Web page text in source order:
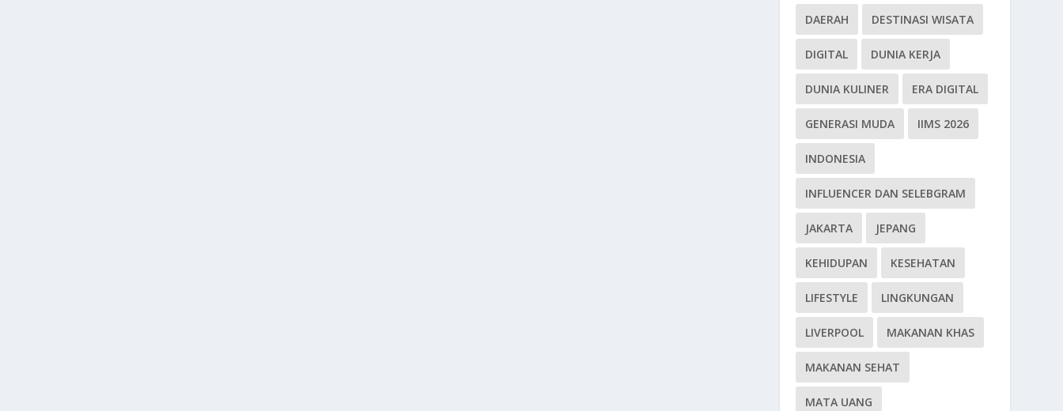
DAERAH DESTINASI WISATA
DIGITAL DUNIA KERJA
DUNIA KULINER ERA DIGITAL
GENERASI MUDA IIMS 2026
INDONESIA
INFLUENCER DAN SELEBGRAM
JAKARTA JEPANG
KEHIDUPAN KESEHATAN
LIFESTYLE LINGKUNGAN
LIVERPOOL MAKANAN KHAS
MAKANAN SEHAT
MATA UANG